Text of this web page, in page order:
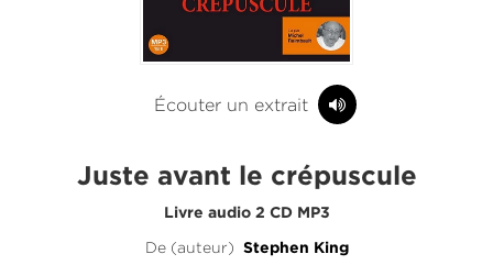
Écouter un extrait
Juste avant le crépuscule
Livre audio 2 CD MP3
De (auteur) Stephen King